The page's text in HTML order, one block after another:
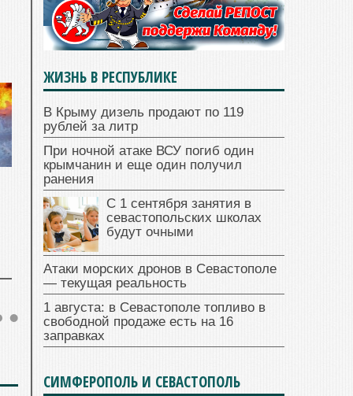
ЖИЗНЬ В РЕСПУБЛИКЕ
В Крыму дизель продают по 119
рублей за литр
При ночной атаке ВСУ погиб один
крымчанин и еще один получил
ранения
С 1 сентября занятия в
севастопольских школах
будут очными
Атаки морских дронов в Севастополе
— текущая реальность
1 августа: в Севастополе топливо в
свободной продаже есть на 16
заправках
СИМФЕРОПОЛЬ И СЕВАСТОПОЛЬ